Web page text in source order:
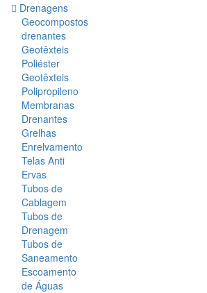
Drenagens
Geocompostos
drenantes
Geotêxteis
Poliéster
Geotêxteis
Polipropileno
Membranas
Drenantes
Grelhas
Enrelvamento
Telas Anti
Ervas
Tubos de
Cablagem
Tubos de
Drenagem
Tubos de
Saneamento
Escoamento
de Águas